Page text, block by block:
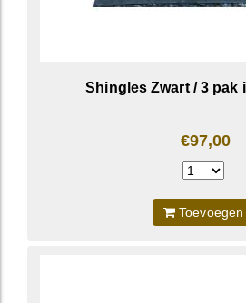
Shingles Zwart / 3 pak
€97,00
Toevoegen